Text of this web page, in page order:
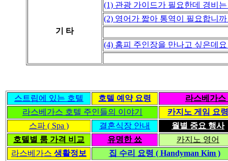
기 타
(1) 관광 가이드가 필요한데 경비
(2) 영어가 짧아 통역이 필요합니까
(4) 홈피 주인장을 만나고 싶은데요
스트립에 있는 호텔 호텔 예약 요령
라스베가
라스베가스 호텔 주인들의 이야기
카지노 게임 요령
스파 ( Spa )
결혼식장 안내
월별 중요 행사
호텔별 룸 가격 비교
유명한 쑈
카지노 영어
라스베가스 생활정보 집 수리 요령 ( Handyman Kim )